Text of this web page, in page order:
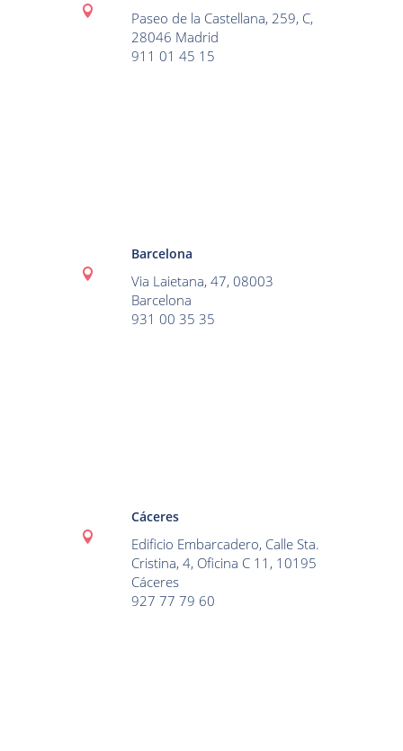

Paseo de la Castellana, 259, C,
28046 Madrid
911 01 45 15

Barcelona
Via Laietana, 47, 08003
Barcelona
931 00 35 35

Cáceres
Edificio Embarcadero, Calle Sta.
Cristina, 4, Oficina C 11, 10195
Cáceres
927 77 79 60